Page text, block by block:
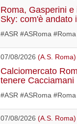
Roma, Gasperini
Sky: com'è andato
#ASR #ASRoma
07/08/2026 (A.S. Roma)
Calciomercato
tenere Cacciamani
#ASR #ASRoma
07/08/2026 (A.S. Roma)